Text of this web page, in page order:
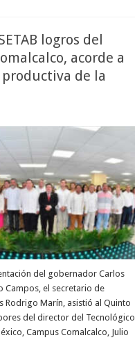
logros del
acorde a
de la
del gobernador Carlos
Campos, el secretario de
Rodrigo Marín, asistió al Quinto
del director del Tecnológico
Campus Comalcalco, Julio